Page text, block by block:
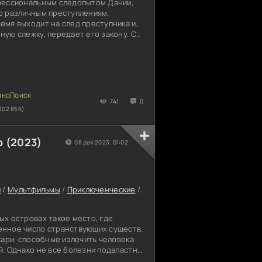
следопытом Дании,
различным преступлениям.
выходит на след преступника и,
слежку, передает его закону. С
856)
741 0
(2023)
/ Мультфильмы / Приключенческие /
островах такое место, где
число странствующих существ.
способные излечить человека
Однако не все болезни подвластны
08 дек 2023, 01:02